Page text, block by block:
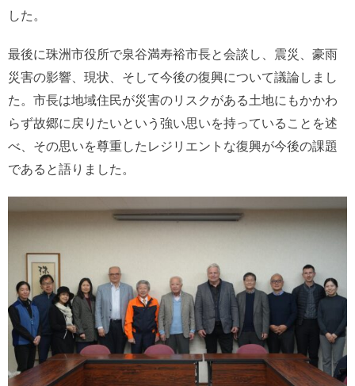
した。
最後に珠洲市役所で泉谷満寿裕市長と会談し、震災、豪雨
災害の影響、現状、そして今後の復興について議論しまし
た。市長は地域住民が災害のリスクがある土地にもかかわ
らず故郷に戻りたいという強い思いを持っていることを述
べ、その思いを尊重したレジリエントな復興が今後の課題
であると語りました。